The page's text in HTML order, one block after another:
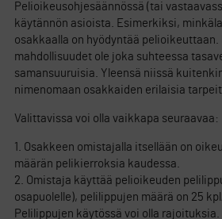
Pelioikeusohjesäännössä (tai
käytännön asioista. Esimerkiksi,
osakkaalla on hyödyntää
mahdollisuudet ole joka suhteessa
samansuuruisia. Yleensä niissä
nimenomaan osakkaiden erilaisia
Valittavissa voi olla vaikkapa seuraavaa:
1. Osakkeen omistajalla itsellään on
määrän pelikierroksia kaudessa.
2. Omistaja käyttää pelioikeuden
osapuolelle), pelilippujen määrä on 25
Pelilippujen käytössä voi olla rajoituksia.